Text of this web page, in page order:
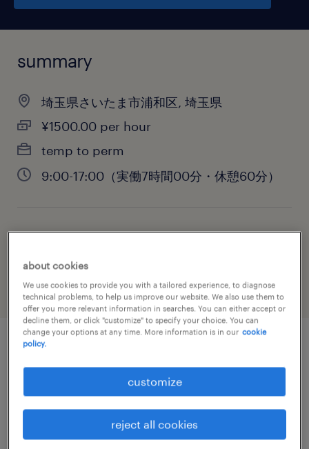
summary
埼玉県さいたま市浦和区, 埼玉県
¥1500.00 per hour
temp to perm
9:00-17:00（実働7時間00分・休憩60分）
administrative & support services
job details
その他オフィスワーク・事務
about cookies
We use cookies to provide you with a tailored experience, to diagnose
technical problems, to help us improve our website. We also use them to
offer you more relevant information in searches. You can either accept or
decline them, or click "customize" to specify your choice. You can
change your options at any time. More information is in our cookie
policy.
customize
reject all cookies